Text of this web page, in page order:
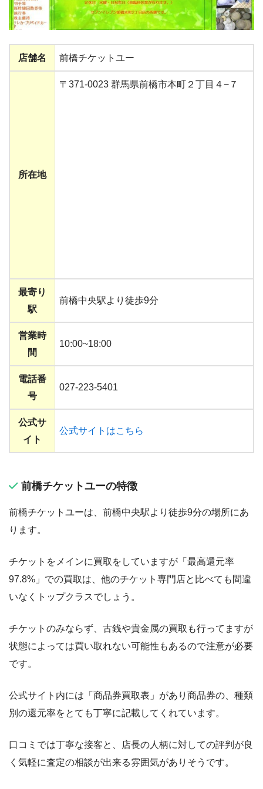
店舗名 前橋チケットユー
所在地
〒371-0023 群馬県前橋市本町２丁目４−７
最寄り
駅
前橋中央駅より徒歩9分
営業時
間
10:00~18:00
電話番
号
027-223-5401
公式サ
イト
公式サイトはこちら
前橋チケットユーの特徴
前橋チケットユーは、前橋中央駅より徒歩9分の場所にあ
ります。
チケットをメインに買取をしていますが「最高還元率
97.8%」での買取は、他のチケット専門店と比べても間違
いなくトップクラスでしょう。
チケットのみならず、古銭や貴金属の買取も行ってますが
状態によっては買い取れない可能性もあるので注意が必要
です。
公式サイト内には「商品券買取表」があり商品券の、種類
別の還元率をとても丁寧に記載してくれています。
口コミでは丁寧な接客と、店長の人柄に対しての評判が良
く気軽に査定の相談が出来る雰囲気がありそうです。